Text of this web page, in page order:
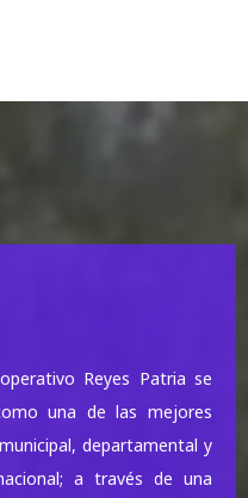
Reyes Patria se
una de las mejores
departamental y
a través de una